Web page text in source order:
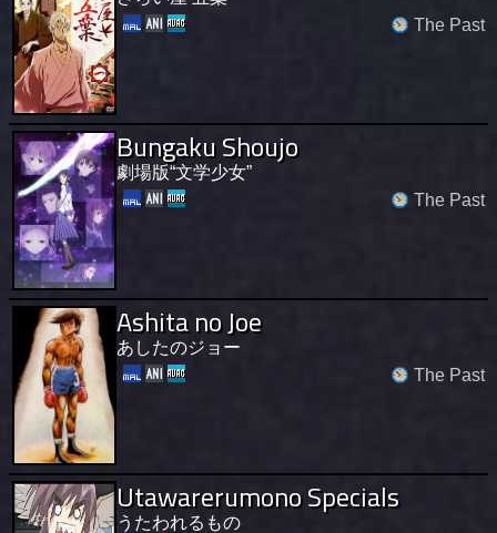
The Past
Bungaku Shoujo
劇場版“文学少女”
The Past
Ashita no Joe
あしたのジョー
The Past
Utawarerumono Specials
うたわれるもの